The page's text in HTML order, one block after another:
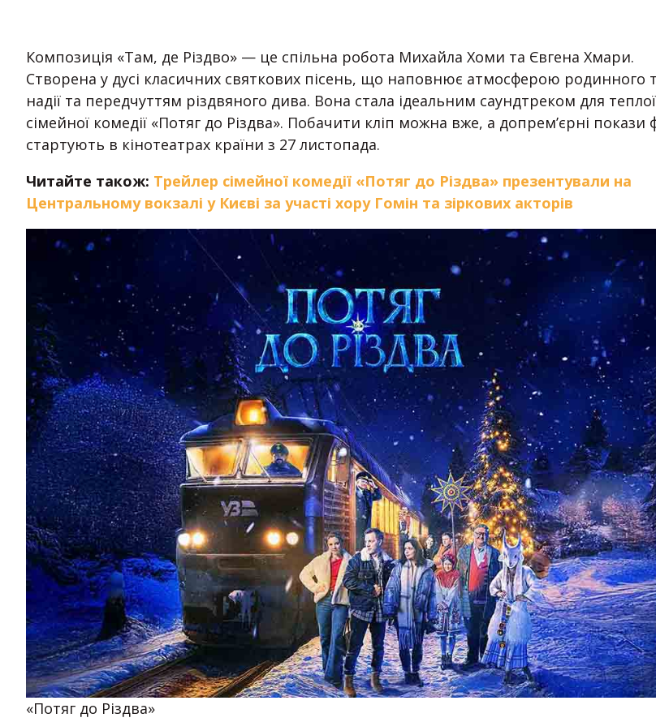
Композиція «Там, де Різдво» — це спільна робота Михайла Хоми та Євгена Хмари.
Створена у дусі класичних святкових пісень, що наповнює атмосферою родинного
надії та передчуттям різдвяного дива. Вона стала ідеальним саундтреком для теплої
сімейної комедії «Потяг до Різдва». Побачити кліп можна вже, а допрем’єрні покази
стартують в кінотеатрах країни з 27 листопада.
Читайте також: Трейлер сімейної комедії «Потяг до Різдва» презентували на
Центральному вокзалі у Києві за участі хору Гомін та зіркових акторів
«Потяг до Різдва»